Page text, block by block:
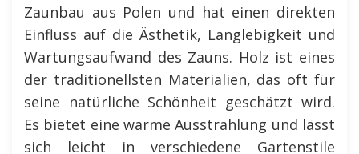
Zaunbau aus Polen und hat einen direkten
Einfluss auf die Ästhetik, Langlebigkeit und
Wartungsaufwand des Zauns. Holz ist eines
der traditionellsten Materialien, das oft für
seine natürliche Schönheit geschätzt wird.
Es bietet eine warme Ausstrahlung und lässt
sich leicht in verschiedene Gartenstile